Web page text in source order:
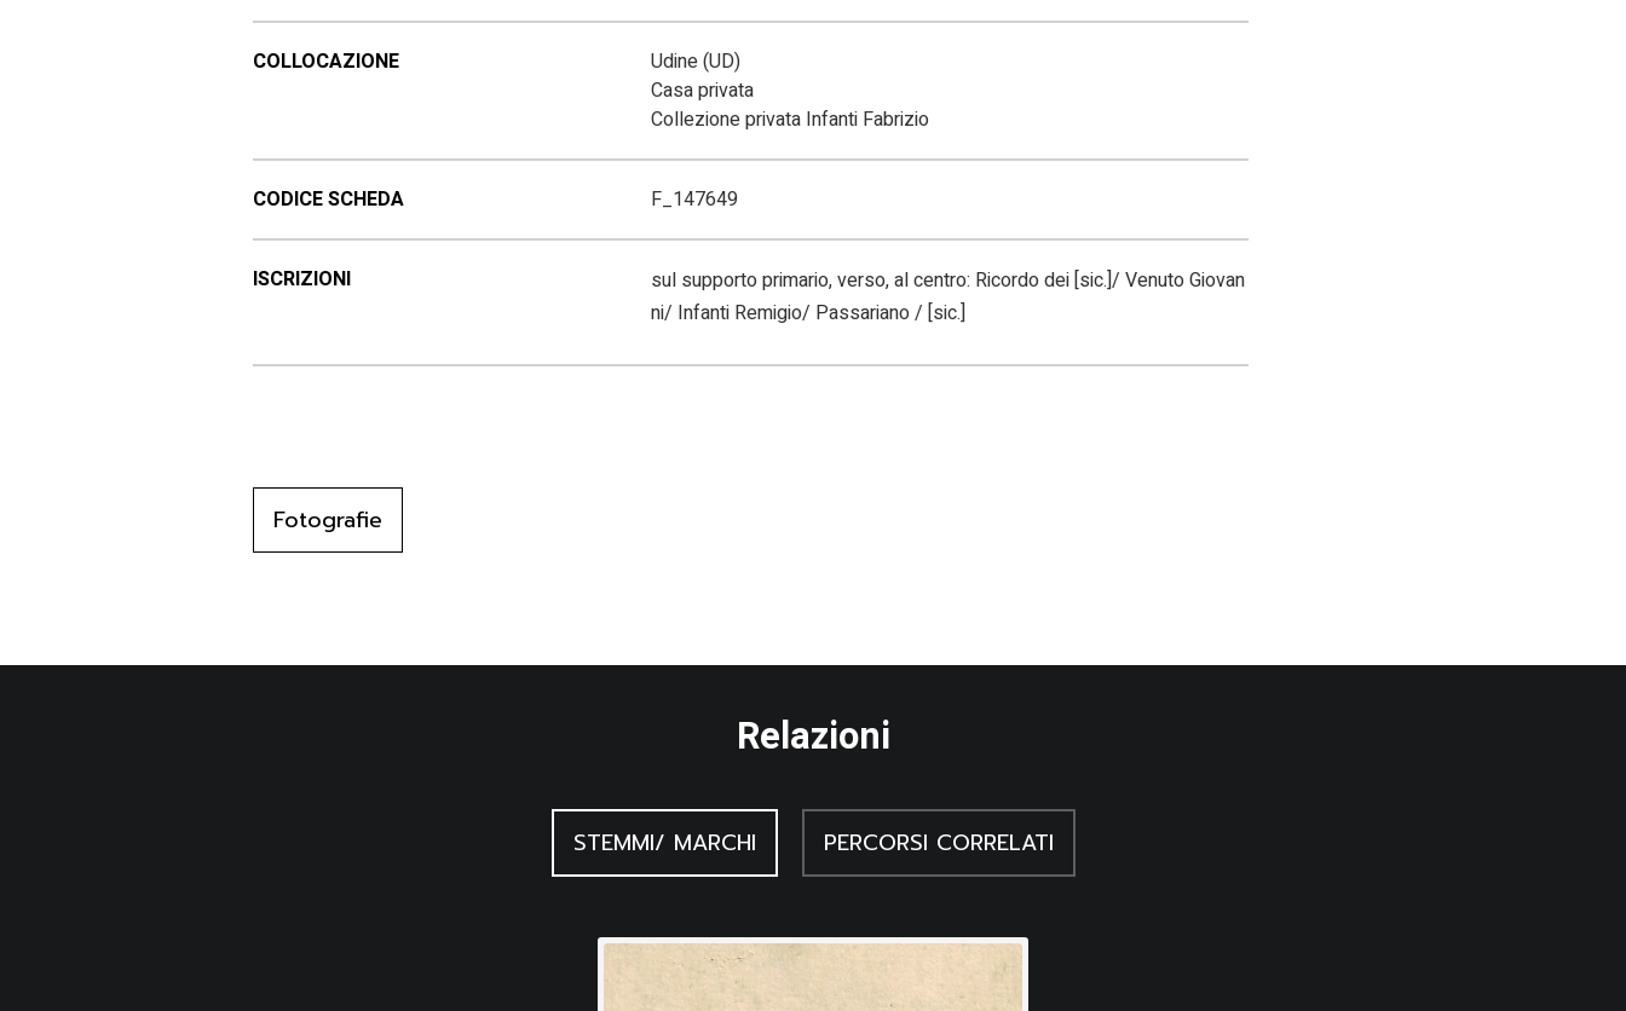
COLLOCAZIONE
Udine (UD)
Casa privata
Collezione privata Infanti Fabrizio
CODICE SCHEDA F_147649
ISCRIZIONI
sul supporto primario, verso, al centro: Ricordo dei [sic.]/ Venuto Giovan
ni/ Infanti Remigio/ Passariano / [sic.]
Fotografie
Relazioni
STEMMI/ MARCHI PERCORSI CORRELATI